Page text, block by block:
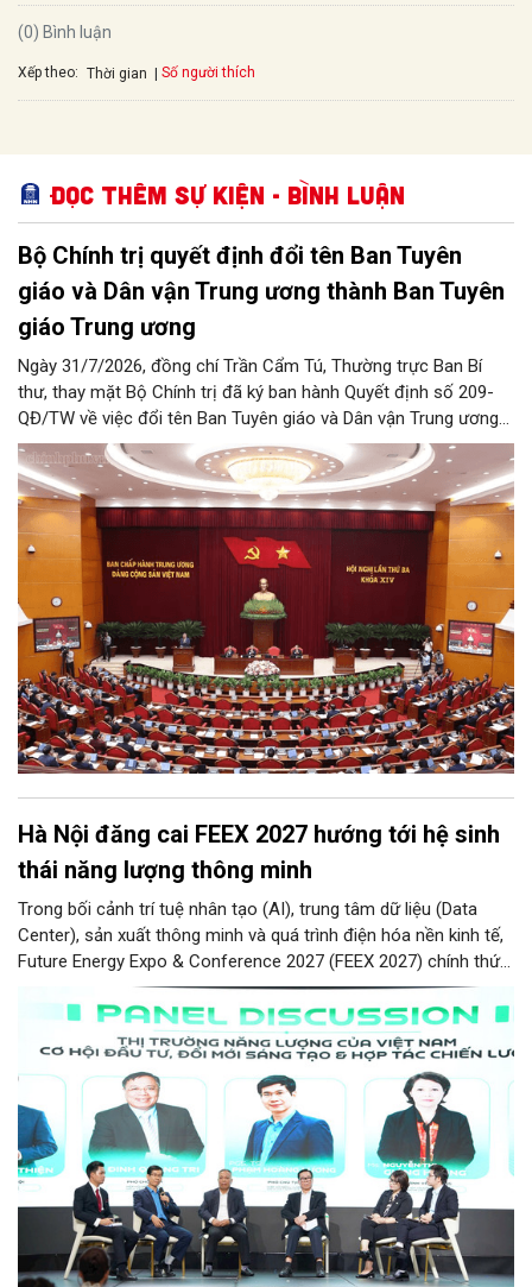
(0) Bình luận
Xếp theo: Thời gian Số người thích
Đọc thêm Sự kiện - Bình luận
Bộ Chính trị quyết định đổi tên Ban Tuyên
giáo và Dân vận Trung ương thành Ban Tuyên
giáo Trung ương
Ngày 31/7/2026, đồng chí Trần Cẩm Tú, Thường trực Ban Bí
thư, thay mặt Bộ Chính trị đã ký ban hành Quyết định số 209-
QĐ/TW về việc đổi tên Ban Tuyên giáo và Dân vận Trung ương
thành Ban Tuyên giáo Trung ương.
Hà Nội đăng cai FEEX 2027 hướng tới hệ sinh
thái năng lượng thông minh
Trong bối cảnh trí tuệ nhân tạo (AI), trung tâm dữ liệu (Data
Center), sản xuất thông minh và quá trình điện hóa nền kinh tế,
Future Energy Expo & Conference 2027 (FEEX 2027) chính thức
ra mắt với kỳ vọng trở thành nền tảng kết nối, thúc đẩy đầu tư,
đổi mới công nghệ và phát triển hệ sinh thái tại Việt Nam.